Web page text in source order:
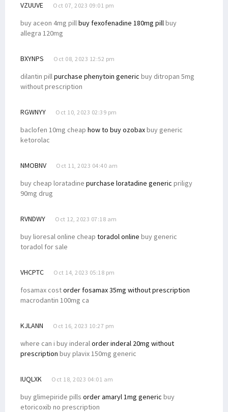
VZUUVE Oct 07, 2023 09:01 pm
buy aceon 4mg pillbuy fexofenadine 180mg pillbuy
allegra 120mg
BXYNPS Oct 08, 2023 12:52 pm
dilantin pillpurchase phenytoin generic buy ditropan 5mg
without prescription
RGWNYY Oct 10, 2023 02:39 pm
baclofen 10mg cheap how to buy ozobaxbuy generic
ketorolac
NMOBNV Oct 11, 2023 04:40 am
buy cheap loratadine purchase loratadine generic priligy
90mg drug
RVNDWY Oct 12, 2023 07:18 am
buy lioresal online cheap toradol online buy generic
toradol for sale
VHCPTC Oct 14, 2023 05:18 pm
fosamax costorder fosamax 35mg without prescription
macrodantin 100mg ca
KJLANN Oct 16, 2023 10:27 pm
where can i buy inderalorder inderal 20mg without
prescription buy plavix 150mg generic
IUQLXK Oct 18, 2023 04:01 am
buy glimepiride pills order amaryl 1mg generic buy
etoricoxib no prescription